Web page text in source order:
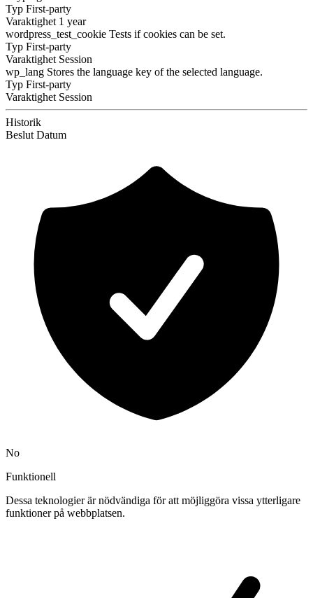
Typ First-party
Varaktighet 1 year
wordpress_test_cookie Tests if cookies can be set.
Typ First-party
Varaktighet Session
wp_lang Stores the language key of the selected language.
Typ First-party
Varaktighet Session
Historik
Beslut Datum
No
Funktionell
Dessa teknologier är nödvändiga för att möjliggöra vissa ytterligare
funktioner på webbplatsen.